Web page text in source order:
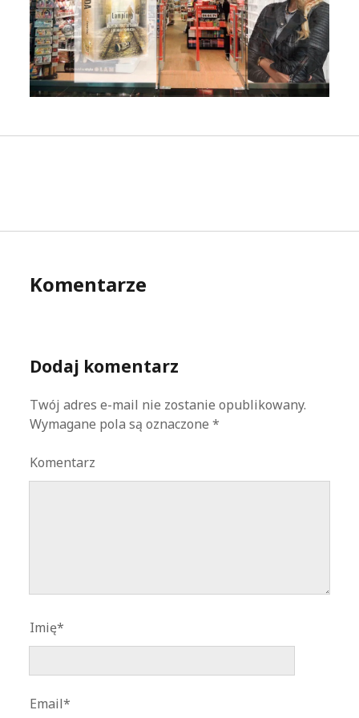
Komentarze
Dodaj komentarz
Twój adres e-mail nie zostanie opublikowany.
Wymagane pola są oznaczone*
Komentarz
Imię*
Email*